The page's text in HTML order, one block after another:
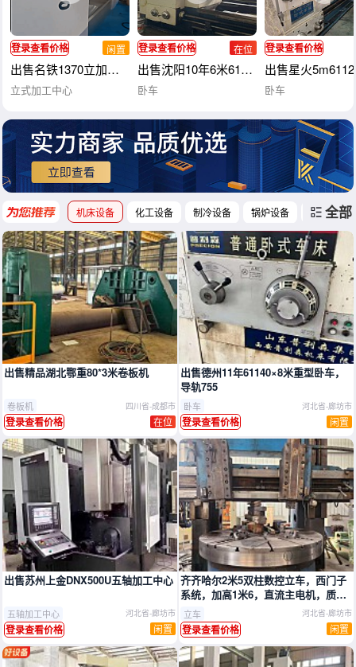
登录查看价格 闲置
出售名铁1370立加，BT40主轴，主轴传动方式直联，三轴滚柱线
立式加工中心
登录查看价格 在位
出售沈阳10年6米61200重型卧车，导轨
卧车
登录查看价格
出售星火
卧车
机床设备 化工设备 制冷设备 锅炉设备 工程机械
全部
推广
出售精品湖北鄂重80*3米卷板机
卷板机 四川省-成都市
登录查看价格 在位
推广
出售德州11年61140×8米重型卧车，
导轨755
卧车 河北省-廊坊市
登录查看价格 闲置
推广
出售苏州上金DNX500U五轴加工中心
五轴加工中心 河北省-廊坊市
登录查看价格 闲置
推广
齐齐哈尔2米5双柱数控立车，西门子
系统，加高1米6，直流主电机，质量
非常好
立车 河北省-廊坊市
登录查看价格 闲置